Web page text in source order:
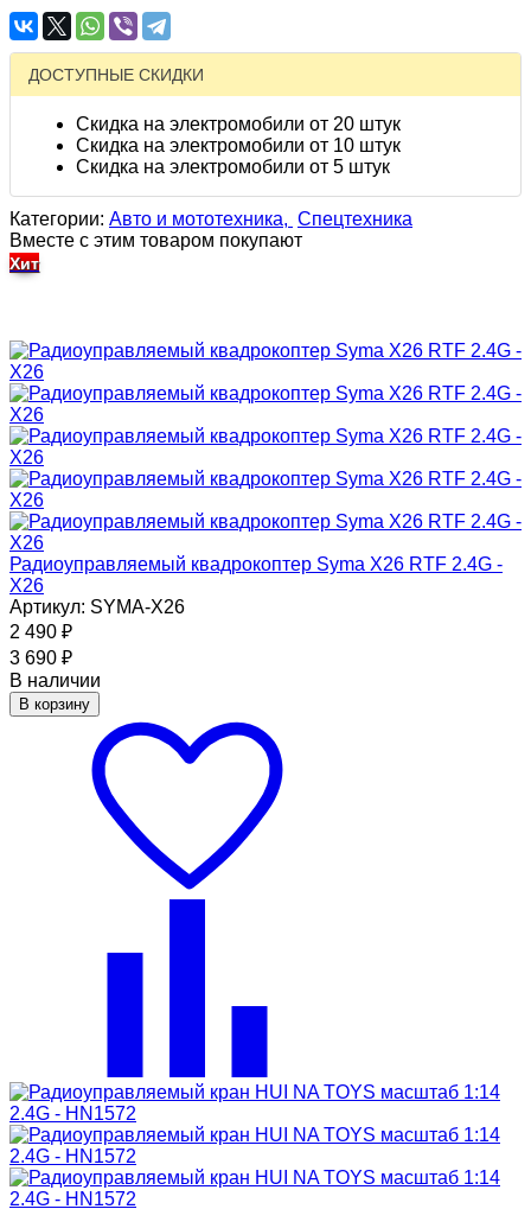
ДОСТУПНЫЕ СКИДКИ
Скидка на электромобили от 20 штук
Скидка на электромобили от 10 штук
Скидка на электромобили от 5 штук
Категории: Авто и мототехника, Спецтехника
Вместе с этим товаром покупают
Хит
Радиоуправляемый квадрокоптер Syma X26 RTF 2.4G -
X26
Артикул: SYMA-X26
2 490 ₽
3 690 ₽
В наличии
В корзину